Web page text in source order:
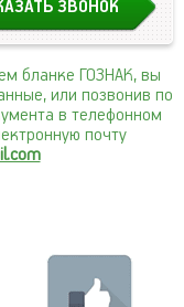
бланке ГОЗНАК, вы
или позвонив по
в телефонном
почту